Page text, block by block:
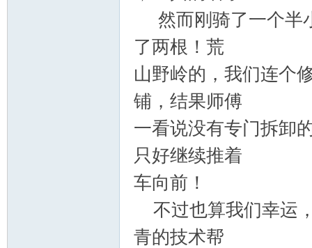
然而刚骑了一个半
了两根！荒
山野岭的，我们连个
铺，结果师傅
一看说没有专门拆卸
只好继续推着
车向前！
不过也算我们幸运
青的技术帮